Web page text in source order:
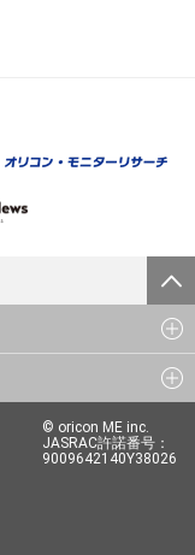
© oricon ME inc.
JASRAC許諾番号：
9009642140Y38026